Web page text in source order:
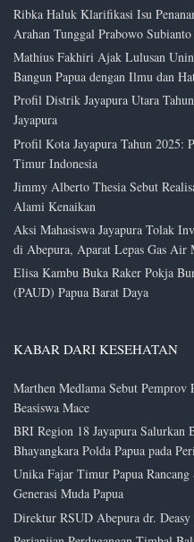
Ribka Haluk Klarifikasi Isu
Arahan Tunggal Prabowo Subianto
Mathius Fakhiri Ajak Lulusan
Bangun Papua dengan Ilmu dan
Profil Distrik Jayapura Utara
Jayapura
Profil Kota Jayapura Tahun 2025:
Timur Indonesia
Jimmy Alberto Thesia Sebut
Alami Kenaikan
Aksi Mahasiswa Jayapura Tolak
di Abepura, Aparat Lepas Gas Air
Elisa Kambu Buka Raker Pokja
(PAUD) Papua Barat Daya
KABAR DARI KESEHATAN
Marthen Medlama Sebut Pemprov
Beasiswa Mace
BRI Region 18 Jayapura Salurkan
Bhayangkara Polda Papua pada
Unika Fajar Timur Papua
Generasi Muda Papua
Direktur RSUD Abepura dr.